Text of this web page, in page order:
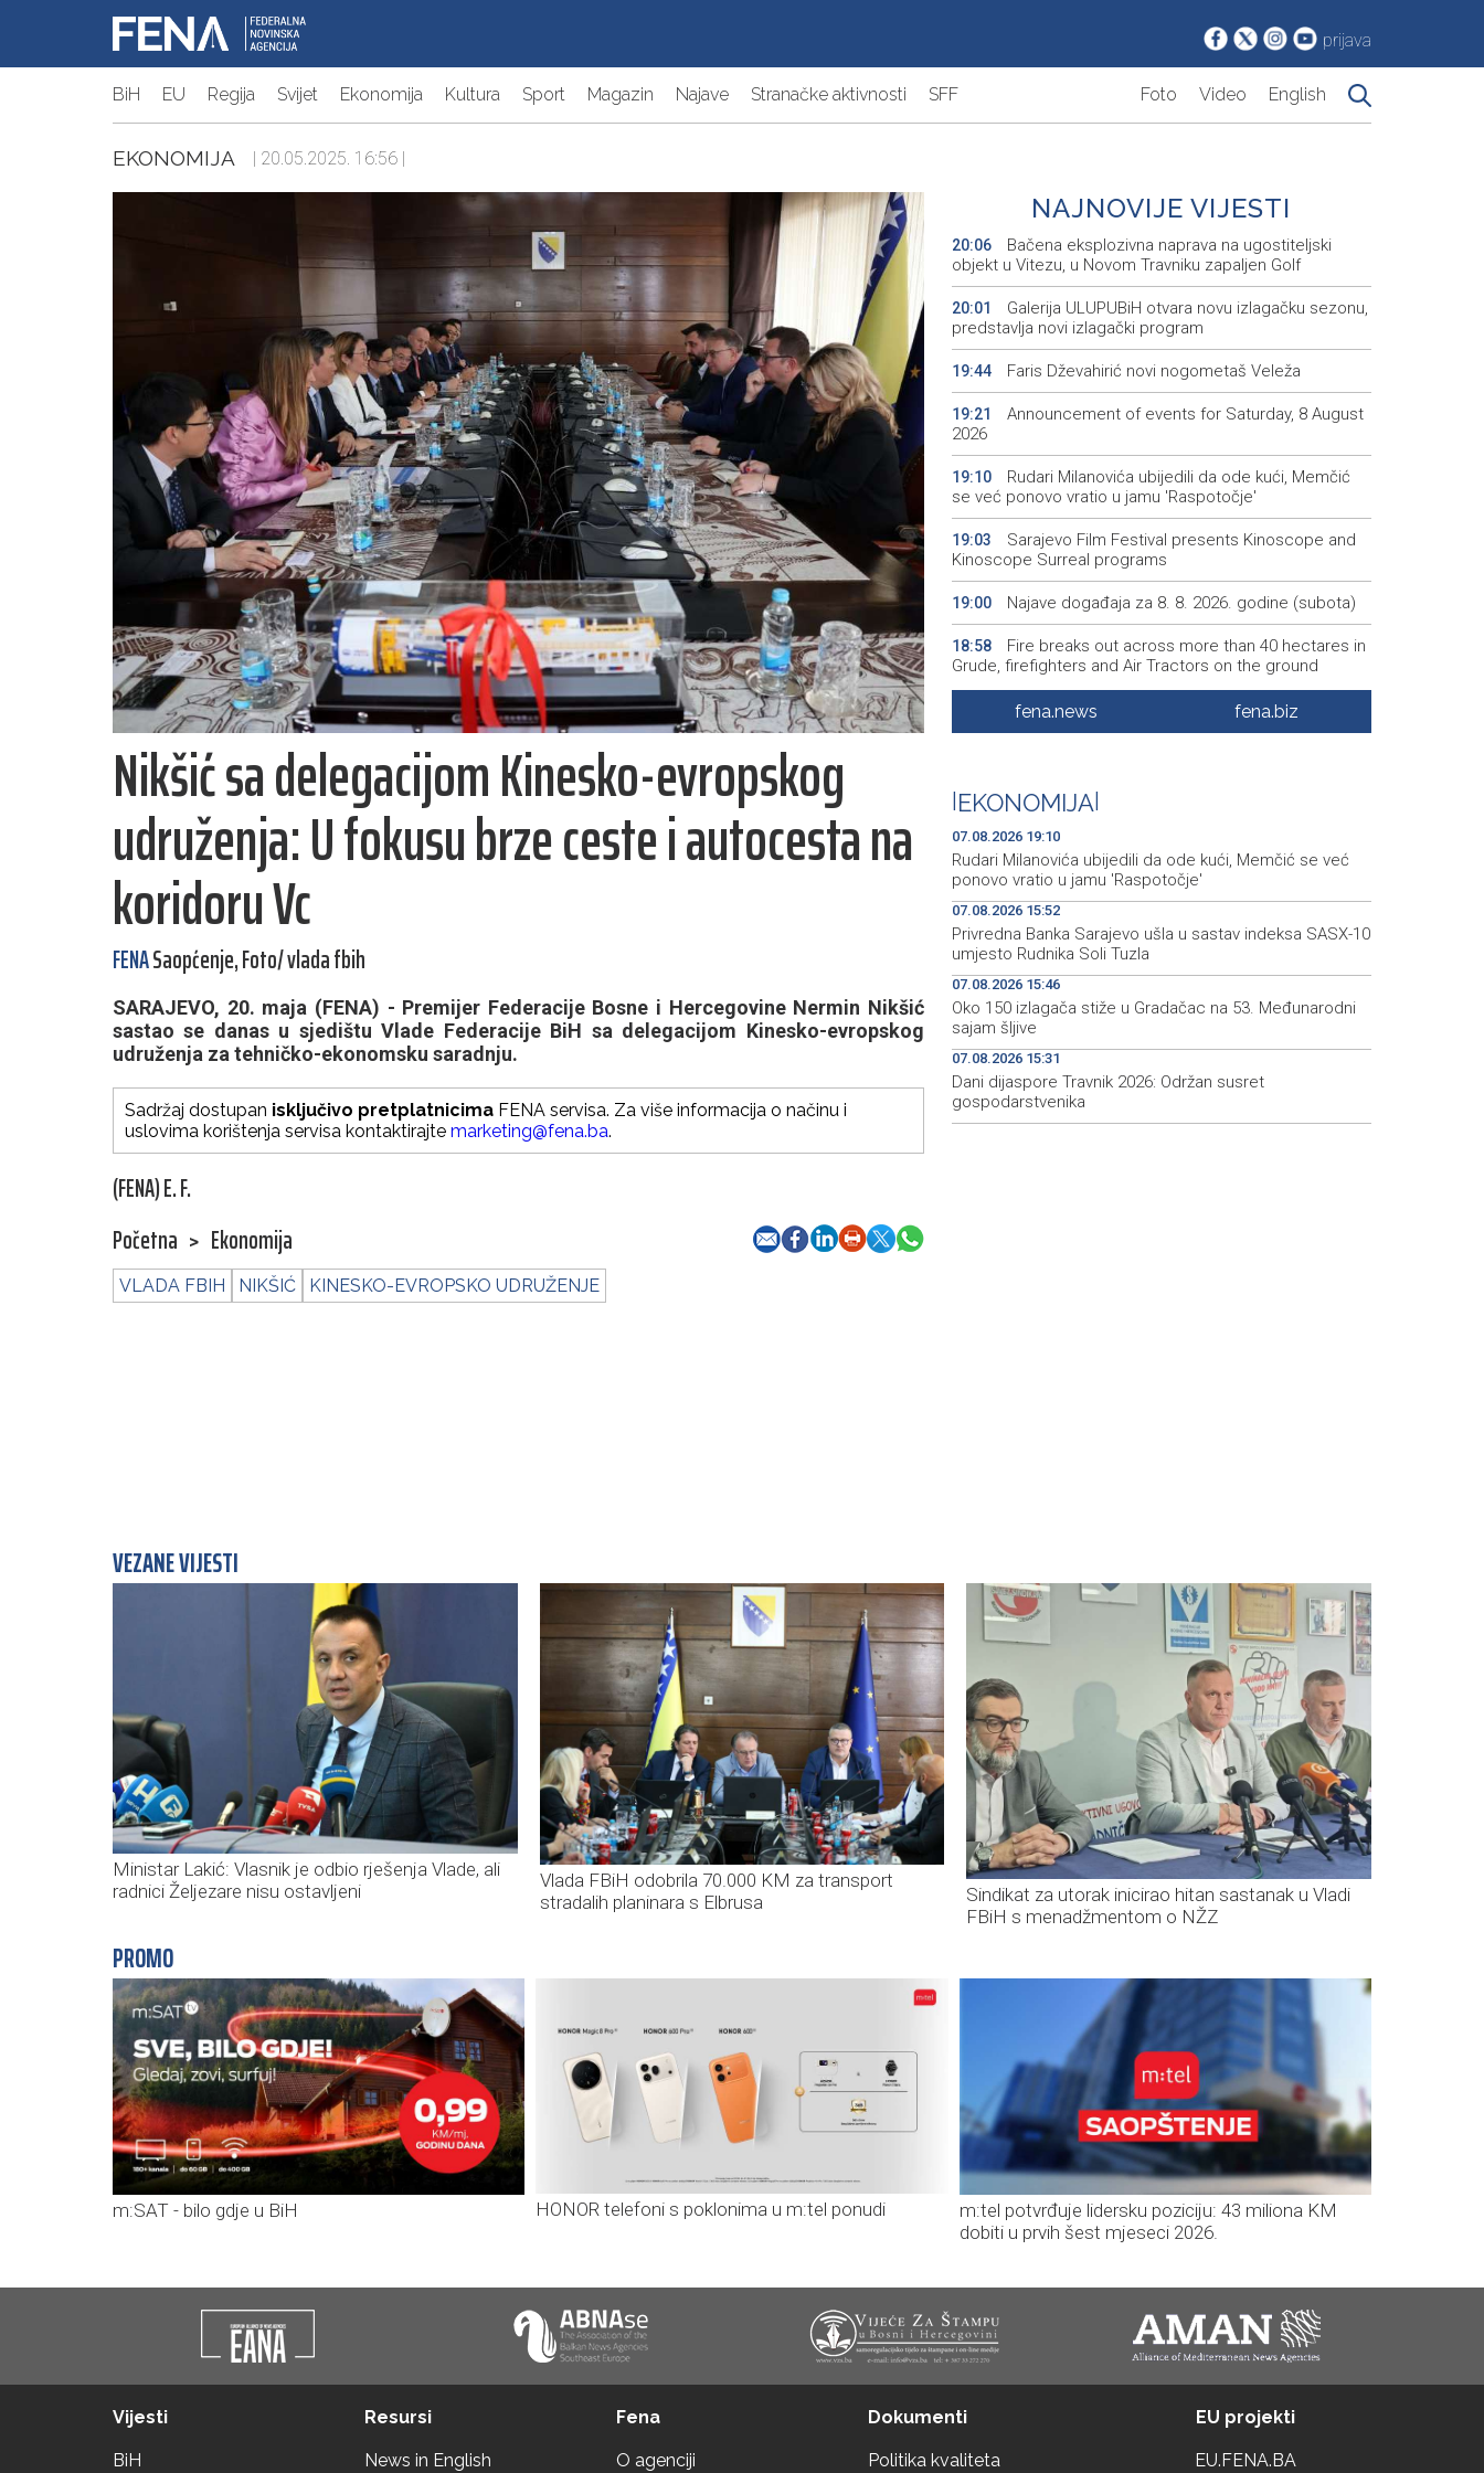
prijava
BiH EU Regija Svijet Ekonomija Kultura Sport Magazin Najave Stranačke aktivnosti SFF Foto Video English
EKONOMIJA | 20.05.2025. 16:56 |
Nikšić sa delegacijom Kinesko-evropskog
udruženja: U fokusu brze ceste i autocesta na
koridoru Vc
FENASaopćenje, Foto/ vlada fbih
SARAJEVO, 20. maja (FENA) - Premijer Federacije Bosne i Hercegovine Nermin Nikšić
sastao se danas u sjedištu Vlade Federacije BiH sa delegacijom Kinesko-evropskog
udruženja za tehničko-ekonomsku saradnju.
Sadržaj dostupan isključivo pretplatnicima FENA servisa. Za više informacija o načinu i
uslovima korištenja servisa kontaktirajte marketing@fena.ba.
(FENA) E. F.
Početna > Ekonomija
VLADA FBIH NIKŠIĆ KINESKO-EVROPSKO UDRUŽENJE
NAJNOVIJE VIJESTI
20:06
Bačena eksplozivna naprava na ugostiteljski
objekt u Vitezu, u Novom Travniku zapaljen Golf
20:01
Galerija ULUPUBiH otvara novu izlagačku sezonu,
predstavlja novi izlagački program
19:44 Faris Dževahirić novi nogometaš Veleža
19:21
Announcement of events for Saturday, 8 August
2026
19:10
Rudari Milanovića ubijedili da ode kući, Memčić
se već ponovo vratio u jamu 'Raspotočje'
19:03
Sarajevo Film Festival presents Kinoscope and
Kinoscope Surreal programs
19:00 Najave događaja za 8. 8. 2026. godine (subota)
18:58
Fire breaks out across more than 40 hectares in
Grude, firefighters and Air Tractors on the ground
Zelenski doputovao u Beograd, sutra sastanak s
Vučićem
Konjic, third expected on Saturday
fena.news fena.biz
EKONOMIJA
07.08.2026 19:10
Rudari Milanovića ubijedili da ode kući, Memčić se već
ponovo vratio u jamu 'Raspotočje'
07.08.2026 15:52
Privredna Banka Sarajevo ušla u sastav indeksa SASX-10
umjesto Rudnika Soli Tuzla
07.08.2026 15:46
Oko 150 izlagača stiže u Gradačac na 53. Međunarodni
sajam šljive
07.08.2026 15:31
Dani dijaspore Travnik 2026: Održan susret
gospodarstvenika
VEZANE VIJESTI
Ministar Lakić: Vlasnik je odbio rješenja Vlade, ali
radnici Željezare nisu ostavljeni
Vlada FBiH odobrila 70.000 KM za transport
stradalih planinara s Elbrusa
Sindikat za utorak inicirao hitan sastanak u Vladi
FBiH s menadžmentom o NŽZ
PROMO
m:SAT - bilo gdje u BiH HONOR telefoni s poklonima u m:tel ponudi
m:tel potvrđuje lidersku poziciju: 43 miliona KM
dobiti u prvih šest mjeseci 2026.
Vijesti
BiH
Resursi
News in English
Fena
O agenciji
Dokumenti
Politika kvaliteta
EU projekti
EU.FENA.BA